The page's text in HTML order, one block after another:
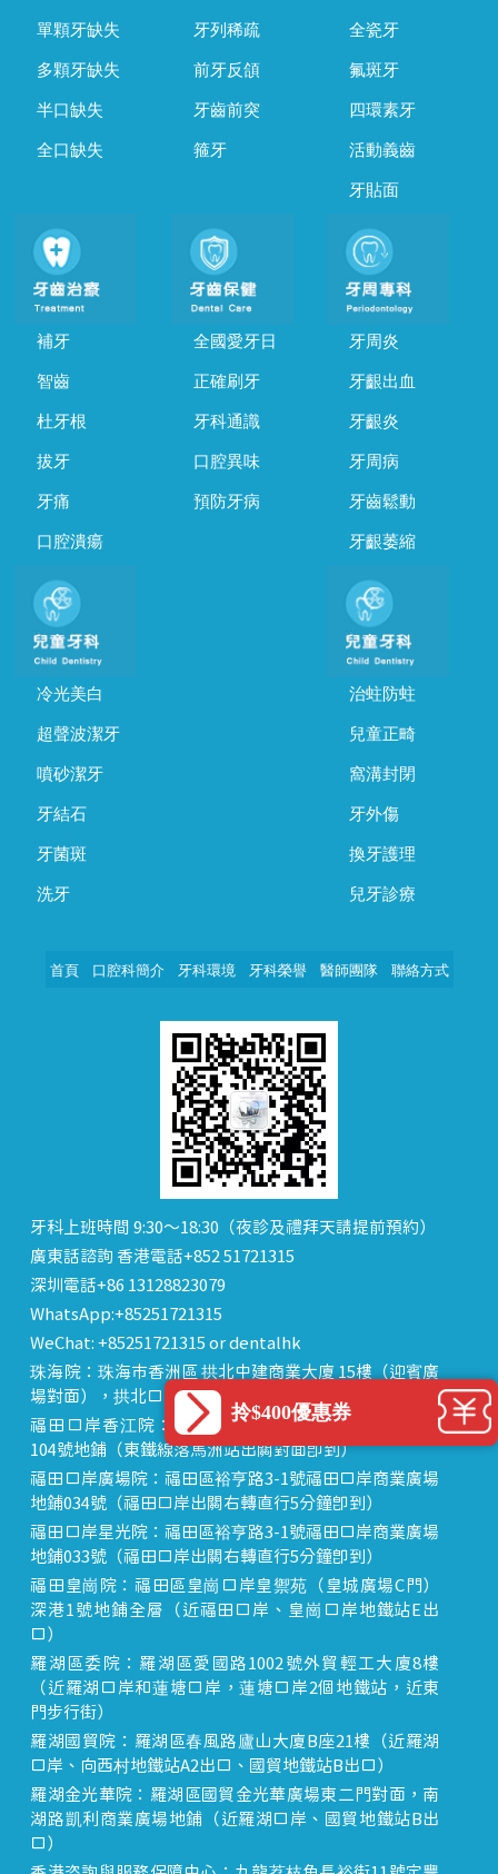
單顆牙缺失
多顆牙缺失
半口缺失
全口缺失
牙列稀疏
前牙反頜
牙齒前突
箍牙
全瓷牙
氟斑牙
四環素牙
活動義齒
牙貼面
補牙
智齒
杜牙根
拔牙
牙痛
口腔潰瘍
全國愛牙日
正確刷牙
牙科通識
口腔異味
預防牙病
牙周炎
牙齦出血
牙齦炎
牙周病
牙齒鬆動
牙齦萎縮
冷光美白
超聲波潔牙
噴砂潔牙
牙結石
牙菌斑
洗牙
治蛀防蛀
兒童正畸
窩溝封閉
牙外傷
換牙護理
兒牙診療
首頁 口腔科簡介 牙科環境 牙科榮譽 醫師團隊 聯絡方式
牙科上班時間 9:30～18:30（夜診及禮拜天請提前預約）
廣東話諮詢 香港電話+852 51721315
深圳電話+86 13128823079
WhatsApp:+85251721315
WeChat: +85251721315 or dentalhk
珠海院：珠海市香洲區 拱北中建商業大廈 15樓（迎賓廣
場對面），拱北口岸步行8分鐘直達
福田口岸香江院：福田區福田口岸正對面，海悅華城
104號地鋪（東鐵線落馬洲站出關對面即到）
福田口岸廣場院：福田區裕亨路3-1號福田口岸商業廣場
地鋪034號（福田口岸出關右轉直行5分鐘即到）
福田口岸星光院：福田區裕亨路3-1號福田口岸商業廣場
地鋪033號（福田口岸出關右轉直行5分鐘即到）
福田皇崗院：福田區皇崗口岸皇禦苑（皇城廣場C門）
深港1號地鋪全層（近福田口岸、皇崗口岸地鐵站E出
口）
羅湖區委院：羅湖區愛國路1002號外貿輕工大廈8樓
（近羅湖口岸和蓮塘口岸，蓮塘口岸2個地鐵站，近東
門步行街）
羅湖國貿院：羅湖區春風路廬山大廈B座21樓（近羅湖
口岸、向西村地鐵站A2出口、國貿地鐵站B出口）
羅湖金光華院：羅湖區國貿金光華廣場東二門對面，南
湖路凱利商業廣場地鋪（近羅湖口岸、國貿地鐵站B出
口）
拎$400優惠券